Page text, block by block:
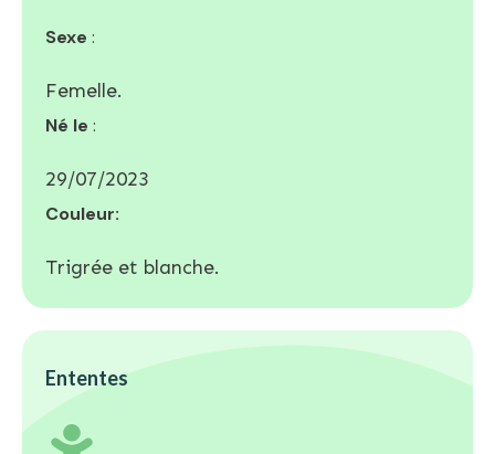
Sexe :
Femelle.
Né le :
29/07/2023
Couleur:
Trigrée et blanche.
Ententes